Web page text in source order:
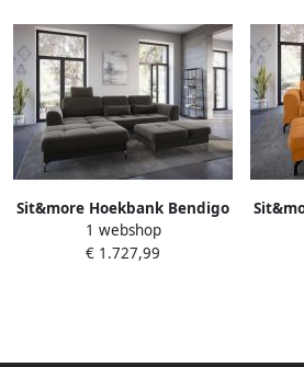
Sit&more Hoekbank Bendigo
L-vorm inclusief
zitdiepteverstelling
1 webshop
€ 1.727,99